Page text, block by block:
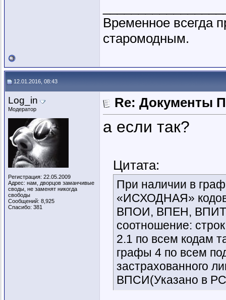
Временное всегда
старомодным.
12.01.2016, 08:43
Log_in
Модератор
Регистрация: 22.05.2009
Адрес: нам, дворцов заманчивые
своды, не заменят никогда
свободы
Сообщений: 8,925
Спасибо: 381
Re: Документы
а если так?
Цитата:
При наличии в
«ИСХОДНАЯ» кодов
ВПОИ, ВПЕН,
соотношение:
2.1 по всем кодам
графы 4 по всем
ВПСИ(Указано в